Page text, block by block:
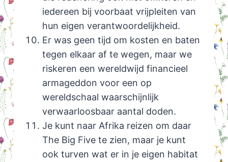
iedereen bij voorbaat vrijpleiten van
hun eigen verantwoordelijkheid.
Er was geen tijd om kosten en baten
tegen elkaar af te wegen, maar we
riskeren een wereldwijd financieel
armageddon voor een op
wereldschaal waarschijnlijk
verwaarloosbaar aantal doden.
Je kunt naar Afrika reizen om daar
The Big Five te zien, maar je kunt
ook turven wat er in je eigen habitat